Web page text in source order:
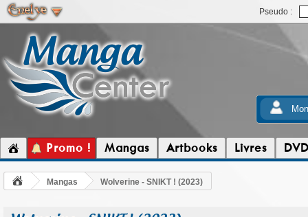
Pseudo :
Promo ! Mangas Artbooks Livres DVD
Mangas Wolverine - SNIKT ! (2023)